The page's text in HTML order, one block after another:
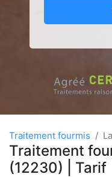
Traitement fourmis
Traitement
(12230) | Tarif